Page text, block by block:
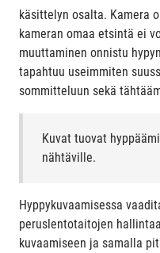
käsittelyn osalta. Kamera
kameran omaa etsintä ei
muuttaminen onnistu
tapahtuu useimmiten
sommitteluun sekä
Kuvat tuovat
nähtäville.
Hyppykuvaamisessa
peruslentotaitojen
kuvaamiseen ja samalla